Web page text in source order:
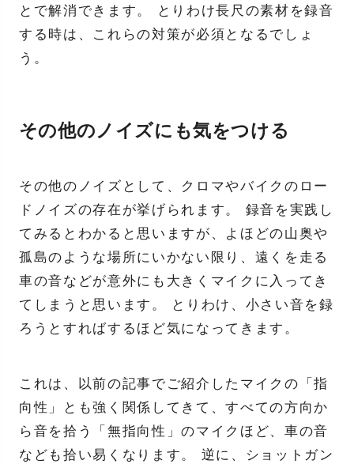
とで解消できます。 とりわけ長尺の素材を録音
する時は、これらの対策が必須となるでしょ
う。
その他のノイズにも気をつける
その他のノイズとして、クロマやバイクのロー
ドノイズの存在が挙げられます。 録音を実践し
てみるとわかると思いますが、よほどの山奥や
孤島のような場所にいかない限り、遠くを走る
車の音などが意外にも大きくマイクに入ってき
てしまうと思います。 とりわけ、小さい音を録
ろうとすればするほど気になってきます。
これは、以前の記事でご紹介したマイクの「指
向性」とも強く関係してきて、すべての方向か
ら音を拾う「無指向性」のマイクほど、車の音
なども拾い易くなります。 逆に、ショットガン